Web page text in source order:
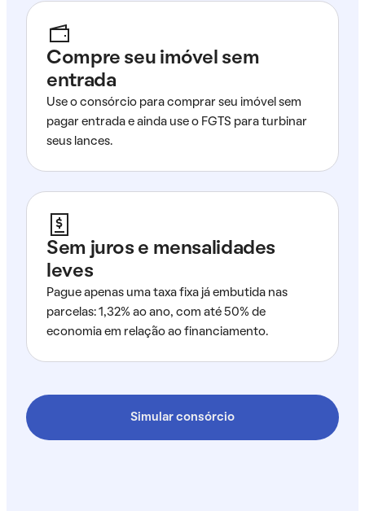
Compre seu imóvel sem
entrada
Use o consórcio para comprar seu imóvel sem
pagar entrada e ainda use o FGTS para turbinar
seus lances.
Sem juros e mensalidades
leves
Pague apenas uma taxa fixa já embutida nas
parcelas: 1,32% ao ano, com até 50% de
economia em relação ao financiamento.
Simular consórcio